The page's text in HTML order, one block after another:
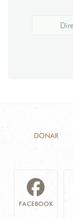
DONAR
FACEBOOK